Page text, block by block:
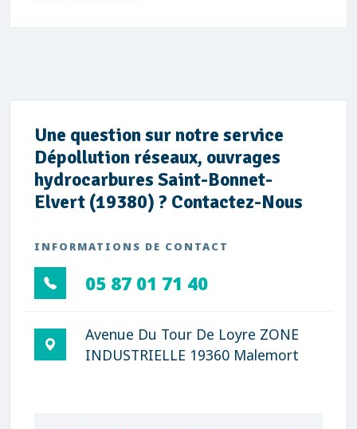
Une question sur notre service
Dépollution réseaux, ouvrages
hydrocarbures Saint-Bonnet-
Elvert (19380) ? Contactez-Nous
INFORMATIONS DE CONTACT
05 87 01 71 40
Avenue Du Tour De Loyre ZONE
INDUSTRIELLE 19360 Malemort